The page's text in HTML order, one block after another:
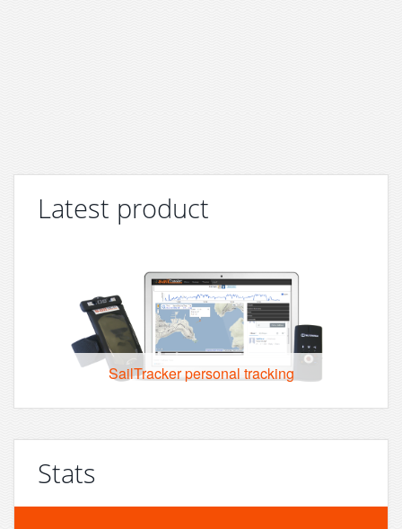
Latest product
SailTracker personal tracking
Stats